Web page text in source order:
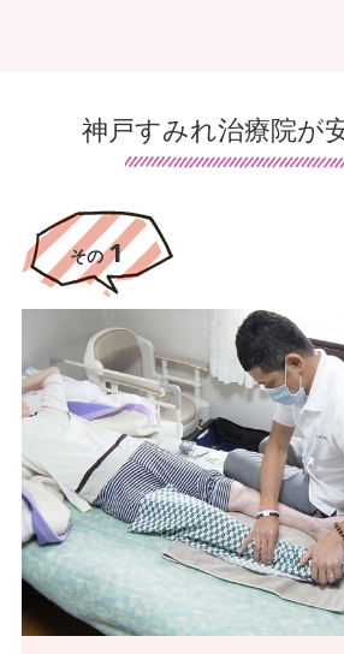
神戸すみれ治療院が
その1
もっとみる
神戸すみれ治療院が選
その1